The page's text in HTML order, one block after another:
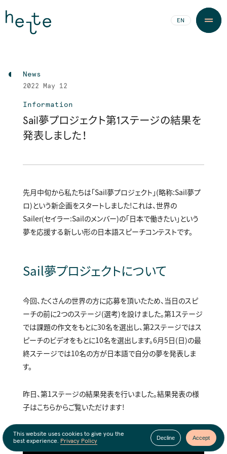
EN
News
2022 May 12
Information
Sail夢プロジェクト第1ステージの結果を
発表しました！
先月中旬から私たちは「Sail夢プロジェクト」（略称：Sail夢プ
ロ）という新企画をスタートしました！これは、世界の
Sailer(セイラー：Sailのメンバー)の「日本で働きたい」という
夢を応援する新しい形の日本語スピーチコンテストです。
Sail夢プロジェクトについて
今回、たくさんの世界の方に応募を頂いたため、当日のスピ
ーチの前に2つのステージ(選考)を設けました。第1ステージ
では課題の作文をもとに30名を選出し、第2ステージではス
ピーチのビデオをもとに10名を選出します。6月5日(日)の最
終ステージでは10名の方が日本語で自分の夢を発表しま
す。
昨日、第1ステージの結果発表を行いました。結果発表の様
子はこちらからご覧いただけます！
This website uses cookies to give you the
best experience. Privacy Policy
Decline Accept